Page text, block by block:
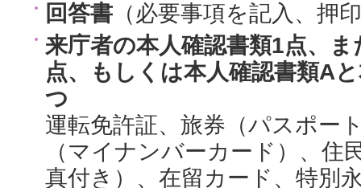
回答書 （必要事項を記入、押
来庁者の本人確認書類1点、
点、もしくは本人確認書類A
つ
運転免許証、旅券（パスポー
（マイナンバーカード）、住
真付き）、在留カード、特別